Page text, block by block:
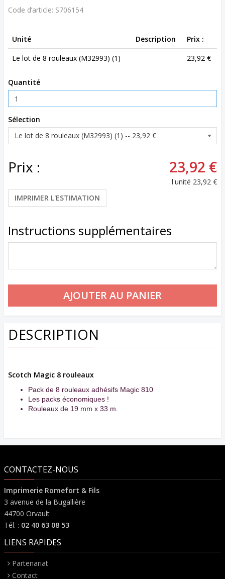
Code d’article: S706154
Unité Description
Prix :
Le lot de 8 rouleaux (M32993) (1)
23,92 €
Quantité
Sélection
Prix : 23,92 €
l'unité 23,92 €
IMPRIMER L'ESTIMATION
Instructions supplémentaires
DESCRIPTION
Scotch Magic 8 rouleaux
Pack de 8 rouleaux adhésifs Magic 810
Les packs économiques !
Rouleaux de 19 mm x 33 m.
CONTACTEZ-NOUS
Imprimerie Romefort & Fils
3 avenue de la Bugallière
44700 Orvault
Tél. : 02 40 63 08 53
LIENS RAPIDES
Partenariat
Contact